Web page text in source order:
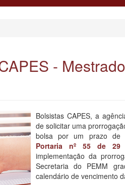
-
Bolsistas CAPES, a
de solicitar uma
bolsa por um prazo de
Portaria nº 55 de
implementação da
Secretaria do PEMM
calendário de vencimento